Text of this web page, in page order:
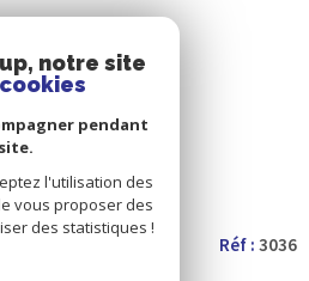
Réf :3036
notre site
pendant
l'utilisation des
vous proposer des
des statistiques !